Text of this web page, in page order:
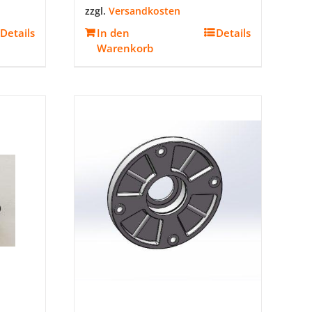
Details
zzgl. Versandkosten
In den
Warenkorb
Details